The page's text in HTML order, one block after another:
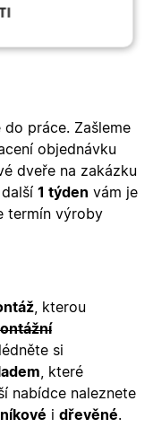
vidíte, na
můžete je
do práce. Zašleme
objednávku
dveře na zakázku
1 týden vám je
termín výroby
, kterou
si
, které
nabídce naleznete
i dřevěné.
cookies
cookies
základní
nelze bez
používat.
/
Vyprší Popis